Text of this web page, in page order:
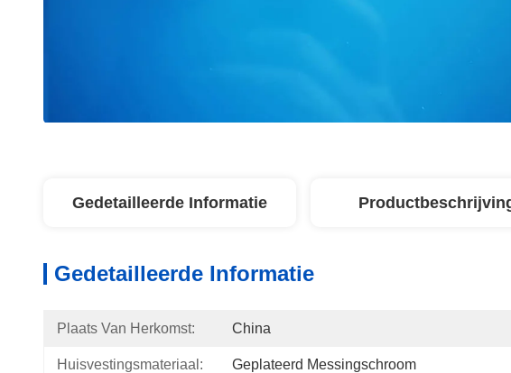
Gedetailleerde Informatie
Gedetailleerde Informatie
Plaats Van Herkomst: China
Huisvestingsmateriaal: Geplateerd Messingschroom